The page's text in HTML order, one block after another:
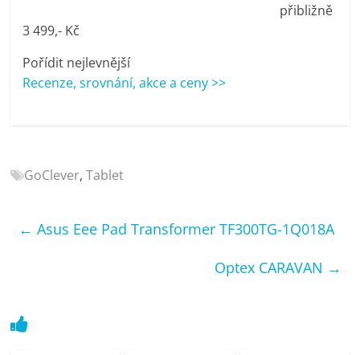
porovnání
Elektro
OK,
recenze,
telefony,
přibližně
3 499,- Kč
Pořídit nejlevnější
Recenze, srovnání, akce a ceny >>
GoClever,Tablet
← Asus Eee Pad Transformer TF300TG-1Q018A
Optex CARAVAN →